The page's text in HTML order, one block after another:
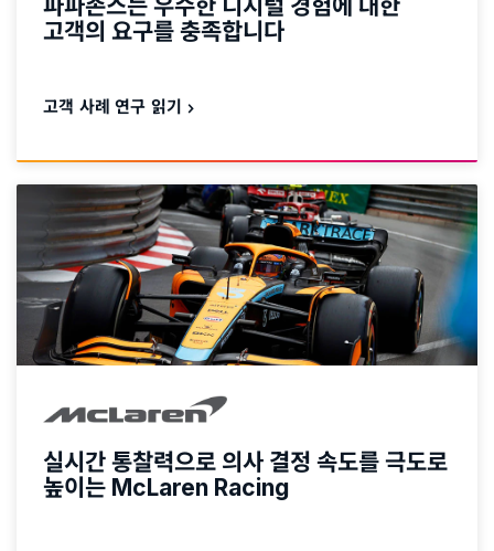
파파존스는 우수한 디지털 경험에 대한
고객의 요구를 충족합니다
고객 사례 연구 읽기
실시간 통찰력으로 의사 결정 속도를 극도로
높이는 McLaren Racing